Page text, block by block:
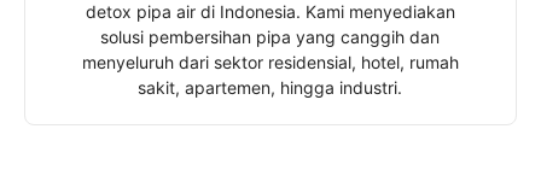
detox pipa air di Indonesia. Kami menyediakan
solusi pembersihan pipa yang canggih dan
menyeluruh dari sektor residensial, hotel, rumah
sakit, apartemen, hingga industri.